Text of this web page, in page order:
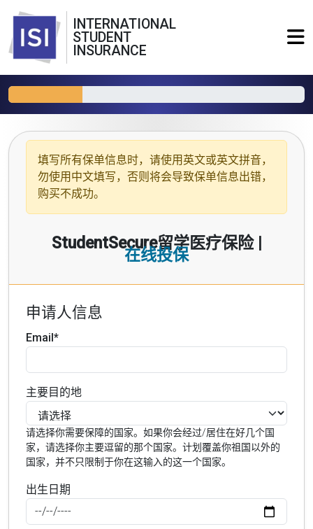
INTERNATIONAL
STUDENT
INSURANCE
填写所有保单信息时，请使用 英文或英文拼音，
勿使用中文填写，否则将会导致保单信息出错，
购买不成功。
StudentSecure留学医疗保险 |
在线投保
申请人信息
Email*
主要目的地
请选择你需要保障的国家。如果你会经过/居住在好几个国
家，请选择你主要逗留的那个国家。计划覆盖你祖国以外的
国家，并不只限制于你在这输入的这一个国家。
出生日期